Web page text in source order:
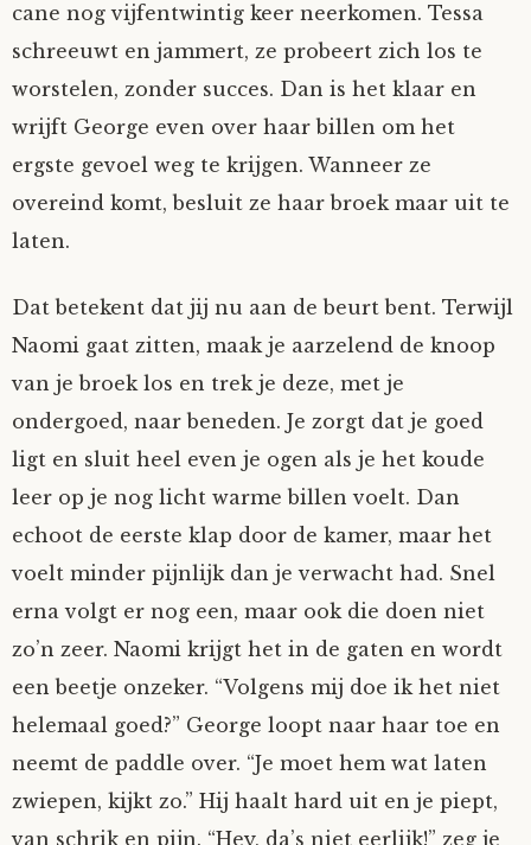
Spelican
Stefan
Sunniva
Tom Mathys
Vorrion
Vrolijke Dondersteen
cane nog vijfentwintig keer neerkomen. Tessa
schreeuwt en jammert, ze probeert zich los te
worstelen, zonder succes. Dan is het klaar en
wrijft George even over haar billen om het
ergste gevoel weg te krijgen. Wanneer ze
overeind komt, besluit ze haar broek maar uit te
laten.
Dat betekent dat jij nu aan de beurt bent. Terwijl
Naomi gaat zitten, maak je aarzelend de knoop
van je broek los en trek je deze, met je
ondergoed, naar beneden. Je zorgt dat je goed
ligt en sluit heel even je ogen als je het koude
leer op je nog licht warme billen voelt. Dan
echoot de eerste klap door de kamer, maar het
voelt minder pijnlijk dan je verwacht had. Snel
erna volgt er nog een, maar ook die doen niet
zo’n zeer. Naomi krijgt het in de gaten en wordt
een beetje onzeker. “Volgens mij doe ik het niet
helemaal goed?” George loopt naar haar toe en
neemt de paddle over. “Je moet hem wat laten
zwiepen, kijkt zo.” Hij haalt hard uit en je piept,
van schrik en pijn. “Hey, da’s niet eerlijk!” zeg je